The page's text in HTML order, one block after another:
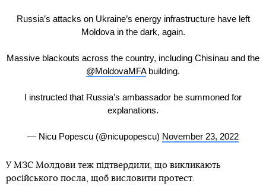
Russia’s attacks on Ukraine’s energy infrastructure have left
Moldova in the dark, again.
Massive blackouts across the country, including Chisinau and the
@MoldovaMFAbuilding.
I instructed that Russia’s ambassador be summoned for
explanations.
— Nicu Popescu (@nicupopescu) November 23, 2022
У МЗС Молдови теж підтвердили, що викликають
російського посла, щоб висловити протест.